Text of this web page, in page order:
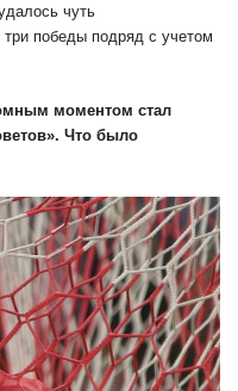
чуть
победы подряд с учетом
моментом стал
Что было